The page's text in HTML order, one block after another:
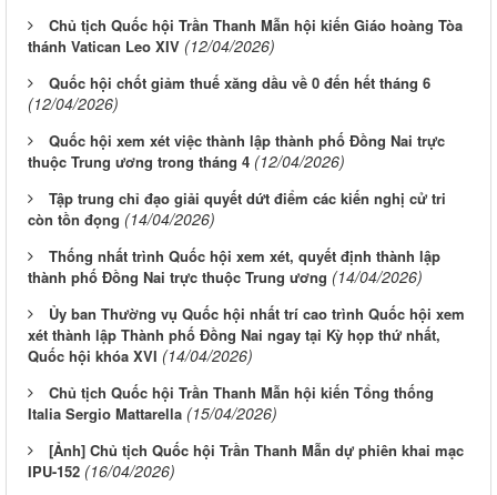
Chủ tịch Quốc hội Trần Thanh Mẫn hội kiến Giáo hoàng Tòa
thánh Vatican Leo XIV (12/04/2026)
Quốc hội chốt giảm thuế xăng dầu về 0 đến hết tháng 6
(12/04/2026)
Quốc hội xem xét việc thành lập thành phố Đồng Nai trực
thuộc Trung ương trong tháng 4 (12/04/2026)
Tập trung chỉ đạo giải quyết dứt điểm các kiến nghị cử tri
còn tồn đọng (14/04/2026)
Thống nhất trình Quốc hội xem xét, quyết định thành lập
thành phố Đồng Nai trực thuộc Trung ương (14/04/2026)
Ủy ban Thường vụ Quốc hội nhất trí cao trình Quốc hội xem
xét thành lập Thành phố Đồng Nai ngay tại Kỳ họp thứ nhất,
Quốc hội khóa XVI (14/04/2026)
Chủ tịch Quốc hội Trần Thanh Mẫn hội kiến Tổng thống
Italia Sergio Mattarella (15/04/2026)
[Ảnh] Chủ tịch Quốc hội Trần Thanh Mẫn dự phiên khai mạc
IPU-152 (16/04/2026)